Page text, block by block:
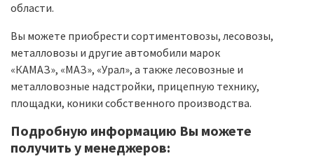
области.
Вы можете приобрести сортиментовозы, лесовозы,
металловозы и другие автомобили марок
«КАМАЗ», «МАЗ», «Урал», а также лесовозные и
металловозные надстройки, прицепную технику,
площадки, коники собственного производства.
Подробную информацию Вы можете
получить у менеджеров: